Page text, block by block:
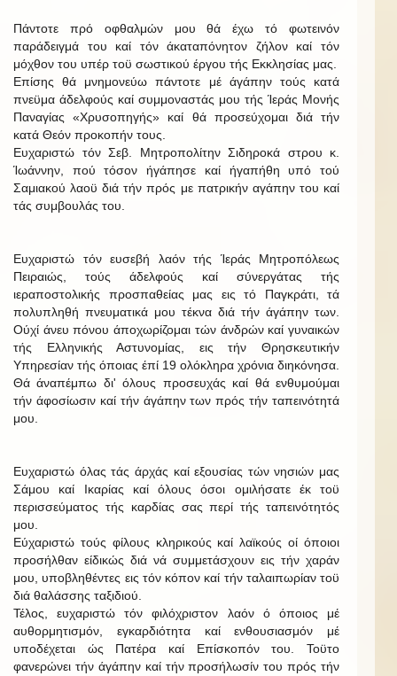
Πάντοτε πρό οφθαλμών μου θά έχω τό φωτεινόν
παράδειγμά του καί τόν άκαταπόνητον ζήλον καί τόν
μόχθον του υπέρ τοϋ σωστικού έργου τής Εκκλησίας μας.
Επίσης θά μνημονεύω πάντοτε μέ άγάπην τούς κατά
πνεϋμα άδελφούς καί συμμοναστάς μου τής Ίεράς Μονής
Παναγίας «Χρυσοπηγής» καί θά προσεύχομαι διά τήν
κατά Θεόν προκοπήν τους.
Ευχαριστώ τόν Σεβ. Μητροπολίτην Σιδηροκά στρου κ.
Ίωάννην, πού τόσον ήγάπησε καί ήγαπήθη υπό τού
Σαμιακού λαοϋ διά τήν πρός με πατρικήν αγάπην του καί
τάς συμβουλάς του.
Ευχαριστώ τόν ευσεβή λαόν τής Ίεράς Μητροπόλεως
Πειραιώς, τούς άδελφούς καί σύνεργάτας τής
ιεραποστολικής προσπαθείας μας εις τό Παγκράτι, τά
πολυπληθή πνευματικά μου τέκνα διά τήν άγάπην των.
Ούχί άνευ πόνου άποχωρίζομαι τών άνδρών καί γυναικών
τής Ελληνικής Αστυνομίας, εις τήν Θρησκευτικήν
Υπηρεσίαν τής όποιας έπί 19 ολόκληρα χρόνια διηκόνησα.
Θά άναπέμπω δι' όλους προσευχάς καί θά ενθυμούμαι
τήν άφοσίωσιν καί τήν άγάπην των πρός τήν ταπεινότητά
μου.
Ευχαριστώ όλας τάς άρχάς καί εξουσίας τών νησιών μας
Σάμου καί Ικαρίας καί όλους όσοι ομιλήσατε έκ τοϋ
περισσεύματος τής καρδίας σας περί τής ταπεινότητός
μου.
Εύχαριστώ τούς φίλους κληρικούς καί λαϊκούς οί όποιοι
προσήλθαν είδικώς διά νά συμμετάσχουν εις τήν χαράν
μου, υποβληθέντες εις τόν κόπον καί τήν ταλαιπωρίαν τοϋ
διά θαλάσσης ταξιδιού.
Τέλος, ευχαριστώ τόν φιλόχριστον λαόν ό όποιος μέ
αυθορμητισμόν, εγκαρδιότητα καί ενθουσιασμόν μέ
υποδέχεται ώς Πατέρα καί Επίσκοπόν του. Τοϋτο
φανερώνει τήν άγάπην καί τήν προσήλωσίν του πρός τήν